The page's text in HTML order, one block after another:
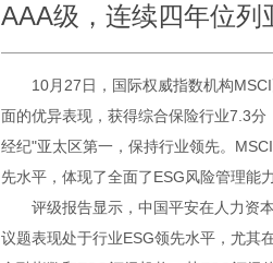
AAA级，连续四年位列
10月27日，国际权威指数机构
面的优异表现，获得综合保险行业7.3
经纪"亚太区第一，保持行业领先。
先水平，体现了全面了ESG风险管理能力
评级报告显示，中国平安在人力资本
议题表现处于行业ESG领先水平，尤其